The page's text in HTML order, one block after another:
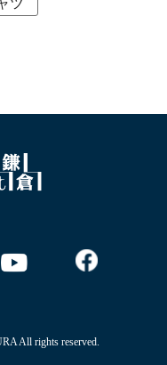
ツ
All rights reserved.